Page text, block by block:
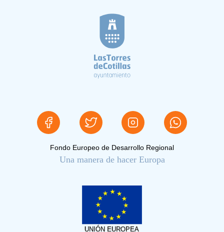
Fondo Europeo de Desarrollo Regional
Una manera de hacer Europa